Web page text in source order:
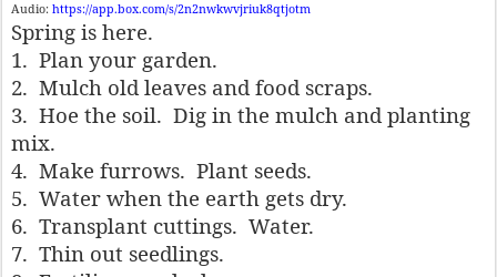
Audio: https://app.box.com/s/2n2nwkwvjriuk8qtjotm
Spring is here.
1. Plan your garden.
2. Mulch old leaves and food scraps.
3. Hoe the soil. Dig in the mulch and planting
mix.
4. Make furrows. Plant seeds.
5. Water when the earth gets dry.
6. Transplant cuttings. Water.
7. Thin out seedlings.